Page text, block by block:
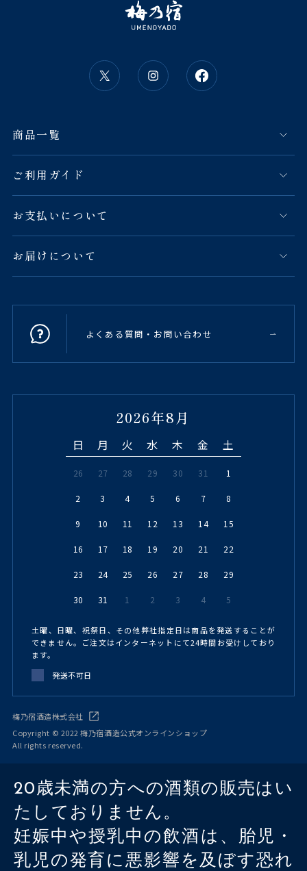
商品一覧
ご利用ガイド
お支払いについて
お届けについて
よくある質問・お問い合わせ
2026年8月
日 月 火 水 木 金 土
26 27 28 29 30 31 1
2 3 4 5 6 7 8
9 10 11 12 13 14 15
16 17 18 19 20 21 22
23 24 25 26 27 28 29
30 31 1 2 3 4 5
土曜、日曜、祝祭日、その他弊社指定日は商品を発送することが
できません。ご注文はインターネットにて24時間お受けしており
ます。
発送不可日
梅乃宿酒造株式会社
Copyright © 2022 梅乃宿酒造公式オンラインショップ
All rights reserved.
20歳未満の方への酒類の販売はい
たしておりません。
妊娠中や授乳中の飲酒は、胎児・
乳児の発育に悪影響を及ぼす恐れ